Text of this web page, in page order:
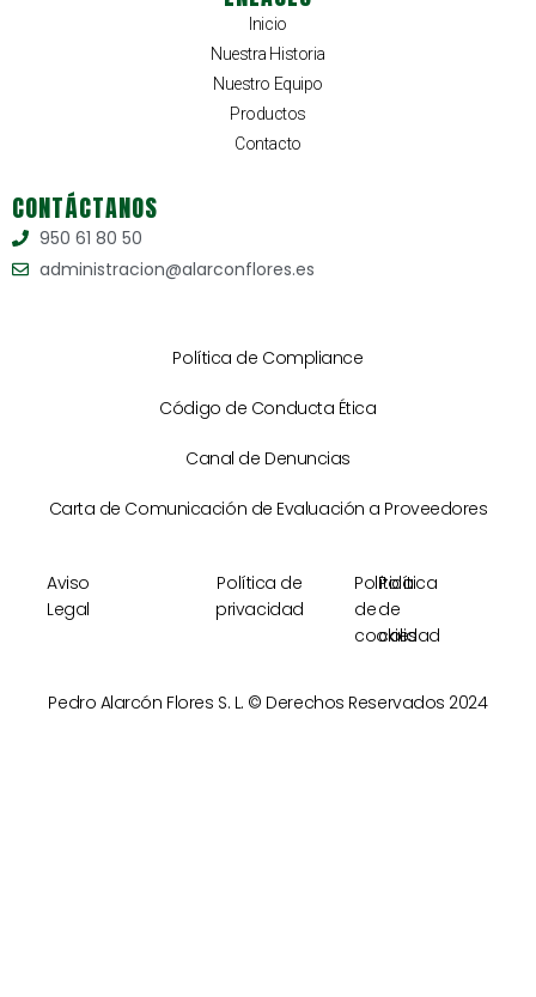
Inicio
Nuestra Historia
Nuestro Equipo
Productos
Contacto
CONTÁCTANOS
950 61 80 50
administracion@alarconflores.es
Política de Compliance
Código de Conducta Ética
Canal de Denuncias
Carta de Comunicación de Evaluación a Proveedores
Aviso
Legal
Política de
privacidad
Política
de
cookies
Política
de
calidad
Pedro Alarcón Flores S. L. © Derechos Reservados 2024